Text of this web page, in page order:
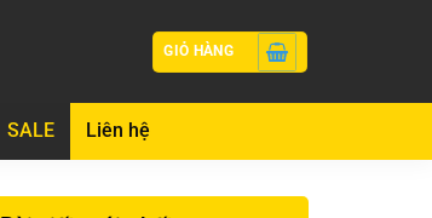
GIỎ HÀNG
SALE Liên hệ